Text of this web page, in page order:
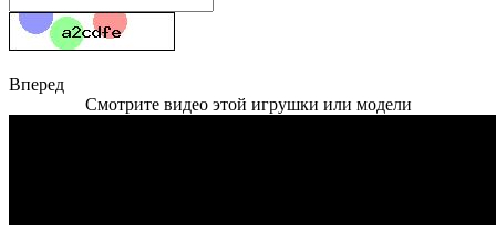
Вперед
Смотрите видео этой игрушки или модели